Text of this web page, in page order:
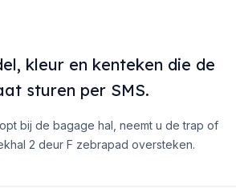
kleur en kenteken die de
sturen per SMS.
bij de bagage hal, neemt u de trap of
2 deur F zebrapad oversteken.